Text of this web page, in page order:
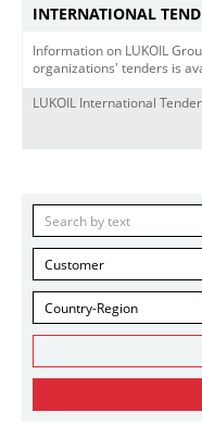
INTERNATIONAL
Information on LUKOIL
organizations' tenders is
LUKOIL International
Customer
Country-Region